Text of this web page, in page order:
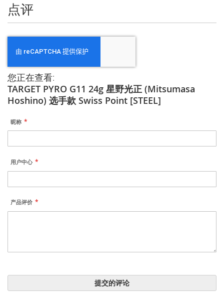
点评
您正在查看:
TARGET PYRO G11 24g 星野光正 (Mitsumasa
Hoshino) 选手款 Swiss Point [STEEL]
昵称
用户中心
产品评价
提交的评论